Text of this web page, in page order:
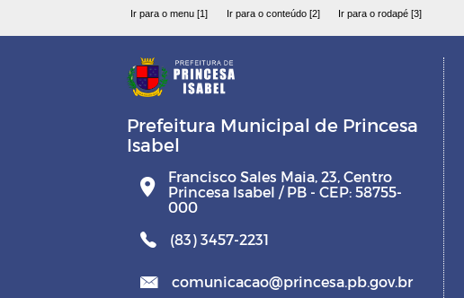
Ir para o menu [1] Ir para o conteúdo [2] Ir para o rodapé [3]
Prefeitura Municipal de Princesa
Isabel
Francisco Sales Maia, 23, Centro
Princesa Isabel / PB - CEP: 58755-
000
(83) 3457-2231
comunicacao@princesa.pb.gov.br